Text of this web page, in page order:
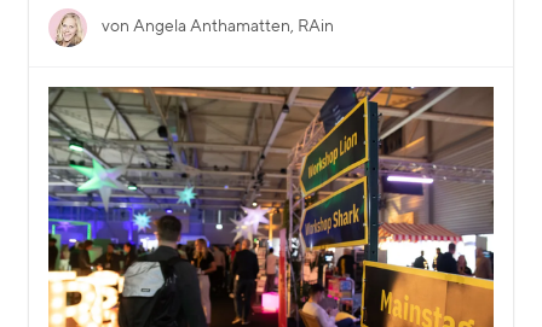
von Angela Anthamatten, RAin